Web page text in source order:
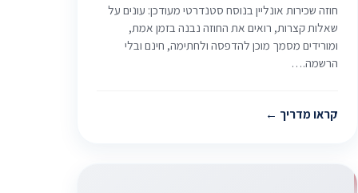
חוזה שכירות אונליין בנוסח סטנדרטי מעודכן: עונים על
שאלות קצרות, רואים את החוזה נבנה בזמן אמת,
ומורידים מסמך מוכן להדפסה ולחתימה, חינם ובלי
הרשמה.…
קראו מדריך